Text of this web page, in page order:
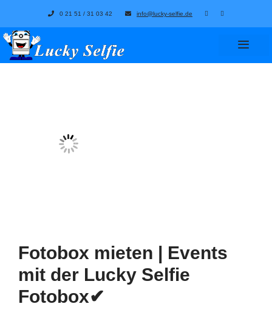
springen
0 21 51 / 31 03 42 info@lucky-selfie.de
Menü
Fotobox mieten | Events
mit der Lucky Selfie
Fotobox✔